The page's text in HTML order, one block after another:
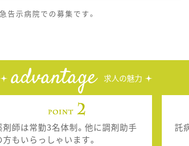
告示病院での募集です。
advantage 求人の魅力
剤師は常勤3名体制。他に調剤助手
方もいらっしゃいます。
託